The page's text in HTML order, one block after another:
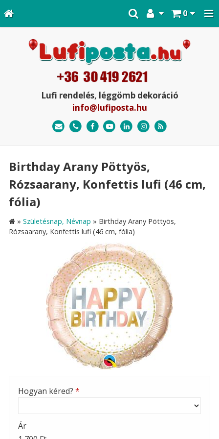
0
Lufi rendelés, léggömb dekoráció
info@lufiposta.hu
Birthday Arany Pöttyös,
Rózsaarany, Konfettis lufi (46 cm,
fólia)
» Születésnap, Névnap » Birthday Arany Pöttyös,
Rózsaarany, Konfettis lufi (46 cm, fólia)
Hogyan kéred? *
Ár